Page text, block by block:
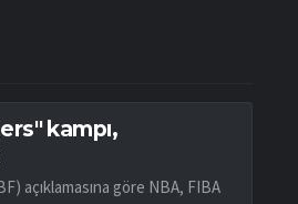
kampı,
açıklamasına göre NBA, FIBA